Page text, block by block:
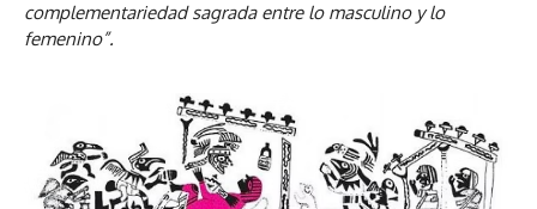
complementariedad sagrada entre lo masculino y lo
femenino”.